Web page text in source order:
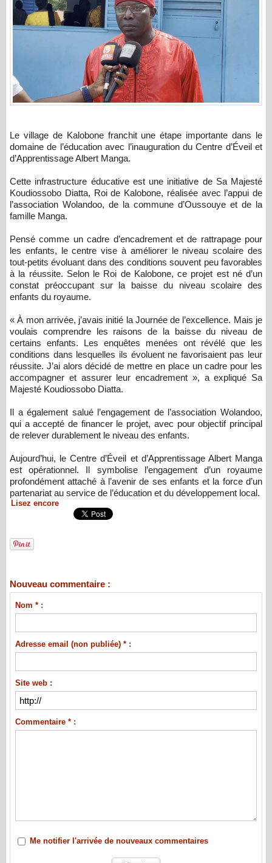
Le village de Kalobone franchit une étape importante dans le
domaine de l’éducation avec l’inauguration du Centre d’Éveil et
d’Apprentissage Albert Manga.
Cette infrastructure éducative est une initiative de Sa Majesté
Koudiossobo Diatta, Roi de Kalobone, réalisée avec l’appui de
l’association Wolandoo, de la commune d’Oussouye et de la
famille Manga.
Pensé comme un cadre d’encadrement et de rattrapage pour
les enfants, le centre vise à améliorer le niveau scolaire des
tout-petits évoluant dans des conditions souvent peu favorables
à la réussite. Selon le Roi de Kalobone, ce projet est né d’un
constat préoccupant sur la baisse du niveau scolaire des
enfants du royaume.
« À mon arrivée, j’avais initié la Journée de l’excellence. Mais je
voulais comprendre les raisons de la baisse du niveau de
certains enfants. Les enquêtes menées ont révélé que les
conditions dans lesquelles ils évoluent ne favorisaient pas leur
réussite. J’ai alors décidé de mettre en place un cadre pour les
accompagner et assurer leur encadrement », a expliqué Sa
Majesté Koudiossobo Diatta.
Il a également salué l’engagement de l’association Wolandoo,
qui a accepté de financer le projet, avec pour objectif principal
de relever durablement le niveau des enfants.
Aujourd’hui, le Centre d’Éveil et d’Apprentissage Albert Manga
est opérationnel. Il symbolise l’engagement d’un royaume
profondément attaché à l’avenir de ses enfants et la force d’un
partenariat au service de l’éducation et du développement local.
Lisez encore
Nouveau commentaire :
Nom * :
Adresse email (non publiée) * :
Site web :
Commentaire * :
Me notifier l'arrivée de nouveaux commentaires